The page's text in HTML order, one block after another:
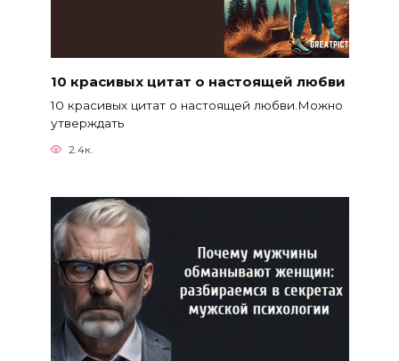
10 красивых цитат о настоящей любви
10 красивых цитат о настоящей любви.Можно
утверждать
2.4к.